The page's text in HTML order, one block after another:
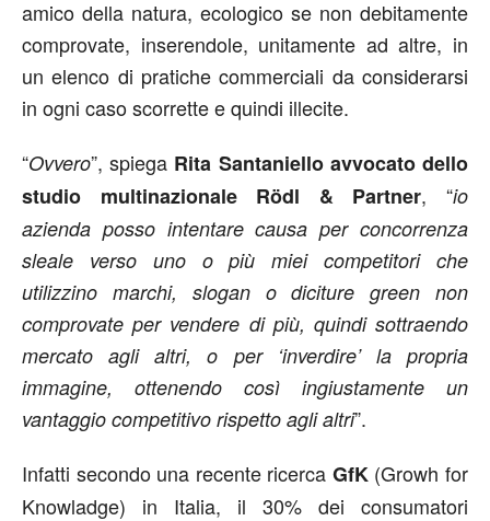
amico della natura, ecologico se non debitamente
comprovate, inserendole, unitamente ad altre, in
un elenco di pratiche commerciali da considerarsi
in ogni caso scorrette e quindi illecite.
“Ovvero”, spiega Rita Santaniello avvocato dello
studio multinazionale Rödl & Partner, “io
azienda posso intentare causa per concorrenza
sleale verso uno o più miei competitori che
utilizzino marchi, slogan o diciture green non
comprovate per vendere di più, quindi sottraendo
mercato agli altri, o per ‘inverdire’ la propria
immagine, ottenendo così ingiustamente un
vantaggio competitivo rispetto agli altri”.
Infatti secondo una recente ricerca GfK (Growh for
Knowladge) in Italia, il 30% dei consumatori